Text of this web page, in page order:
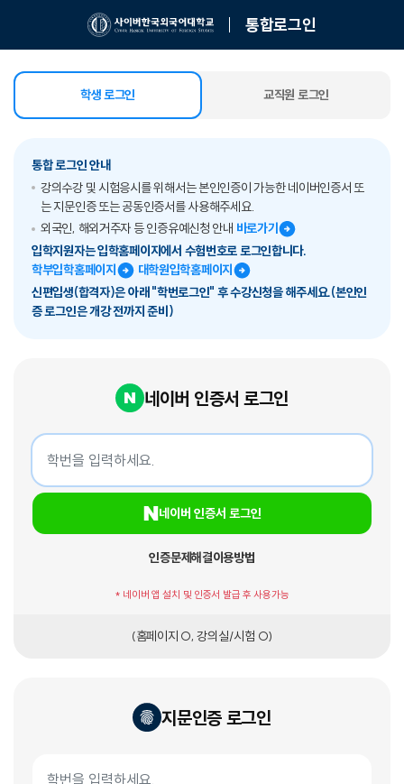
통합로그인
학생 로그인
선택됨 교직원 로그인
통합 로그인 안내
강의수강 및 시험응시를 위해서는 본인인증이 가능한 네이버인증서 또
는 지문인증 또는 공동인증서를 사용해주세요.
외국인, 해외거주자 등 인증유예신청 안내 바로가기
입학지원자는 입학홈페이지에서 수험번호로 로그인합니다.
학부입학홈페이지
대학원입학홈페이지
신편입생(합격자)은 아래 "학번로그인" 후 수강신청을 해주세요.(본인인
증 로그인은 개강 전까지 준비)
네이버 인증서 로그인
네이버 인증서 로그인
학번
네이버 인증서 로그인
인증문제해결이용방법
* 네이버 앱 설치 및 인증서 발급 후 사용가능
(홈페이지 O, 강의실/시험 O)
지문인증 로그인